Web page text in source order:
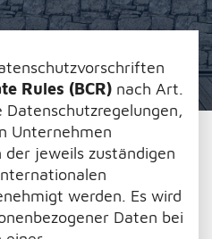
Rules (BCR) nach Art.
Datenschutzregelungen,
Unternehmen
jeweils zuständigen
werden. Es wird
Daten bei